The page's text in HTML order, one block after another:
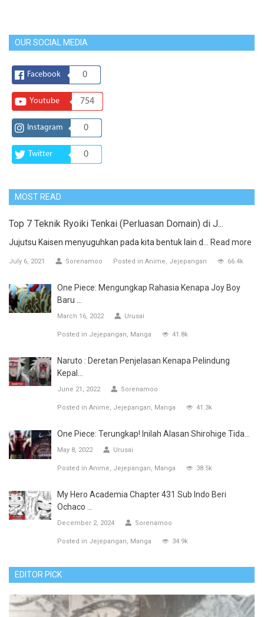
OUR SOCIAL MEDIA
Facebook 0
Youtube 754
Instagram 0
Twitter 0
MOST READ
Top 7 Teknik Ryoiki Tenkai (Perluasan Domain) di J...
Jujutsu Kaisen menyuguhkan pada kita bentuk lain d... Read more
July 6, 2021 Sorenamoo Posted in Anime Jejepangan 66.4k
One Piece: Mengungkap Rahasia Kenapa Joy Boy
Baru ...
March 16, 2022 Urusai
Posted in Jejepangan Manga 41.8k
Naruto : Deretan Penjelasan Kenapa Pelindung
Kepal...
June 21, 2022 Sorenamoo
Posted in Anime Jejepangan Manga 41.3k
One Piece: Terungkap! Inilah Alasan Shirohige Tida...
May 8, 2022 Urusai
Posted in Anime Jejepangan Manga 38.5k
My Hero Academia Chapter 431 Sub Indo Beri
Ochaco ...
December 2, 2024 Sorenamoo
Posted in Jejepangan Manga 34.9k
EDITOR PICK